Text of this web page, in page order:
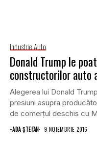
Industrie Auto
Donald Trump le
constructorilor auto
Alegerea lui Donald
presiuni asupra
de comerţul deschis cu
•ADA ȘTEFAN 9 NOIEMBRIE 2016